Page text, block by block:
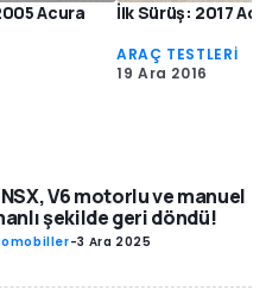
Acura
İlk Sürüş: 2017
ARAÇ TESTLERİ
19 Ara 2016
V6 motorlu ve manuel
şekilde geri döndü!
-3 Ara 2025